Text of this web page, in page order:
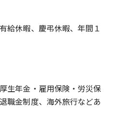
給休暇、慶弔休暇、年間１
生年金・雇用保険・労災保
職金制度、海外旅行などあ